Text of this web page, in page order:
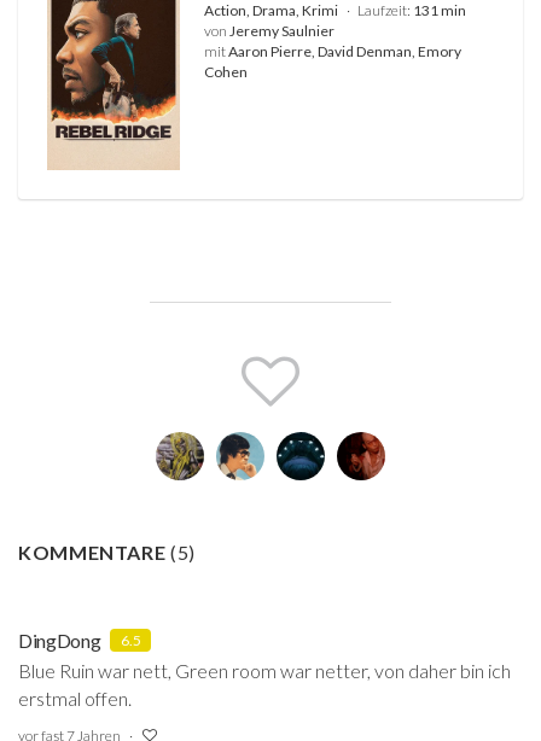
Action, Drama, Krimi Laufzeit: 131 min
von Jeremy Saulnier
mitAaron Pierre, David Denman, Emory
Cohen
KOMMENTARE(5)
DingDong 6.5
Blue Ruin war nett, Green room war netter, von daher bin ich
erstmal offen.
vor fast 7 Jahren